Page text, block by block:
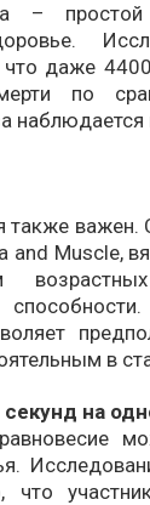
–
что даже
по
также
and Muscle,
в
на
что